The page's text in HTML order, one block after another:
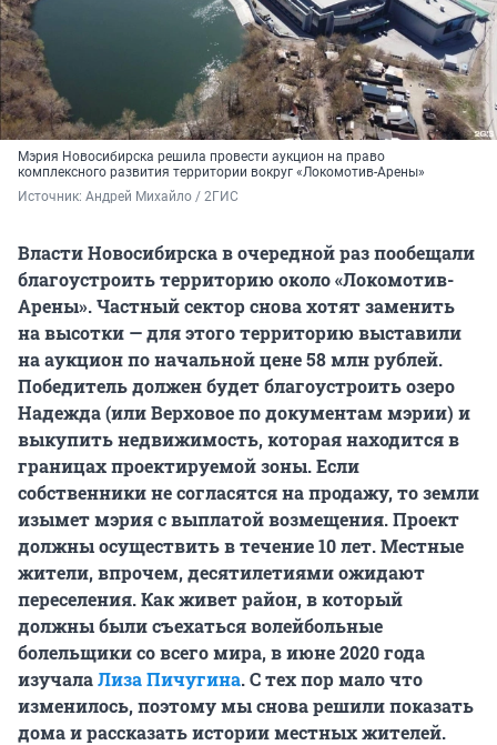
Мэрия Новосибирска решила провести аукцион на право
комплексного развития территории вокруг «Локомотив-Арены»
Источник: Андрей Михайло / 2ГИС
Власти Новосибирска в очередной раз пообещали
благоустроить территорию около «Локомотив-
Арены». Частный сектор снова хотят заменить
на высотки — для этого территорию выставили
на аукцион по начальной цене 58 млн рублей.
Победитель должен будет благоустроить озеро
Надежда (или Верховое по документам мэрии) и
выкупить недвижимость, которая находится в
границах проектируемой зоны. Если
собственники не согласятся на продажу, то земли
изымет мэрия с выплатой возмещения. Проект
должны осуществить в течение 10 лет. Местные
жители, впрочем, десятилетиями ожидают
переселения.Как живет район, в который
должны были съехаться волейбольные
болельщики со всего мира, в июне 2020 года
изучалаЛиза Пичугина. С тех пор мало что
изменилось, поэтому мы снова решили показать
дома и рассказать истории местных жителей.